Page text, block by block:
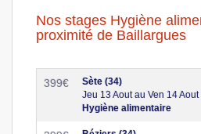
Nos stages Hygiène
proximité de Baillargues
399€
Sète (34)
Jeu 13 Aout au Ven 14 Aout
Hygiène alimentaire